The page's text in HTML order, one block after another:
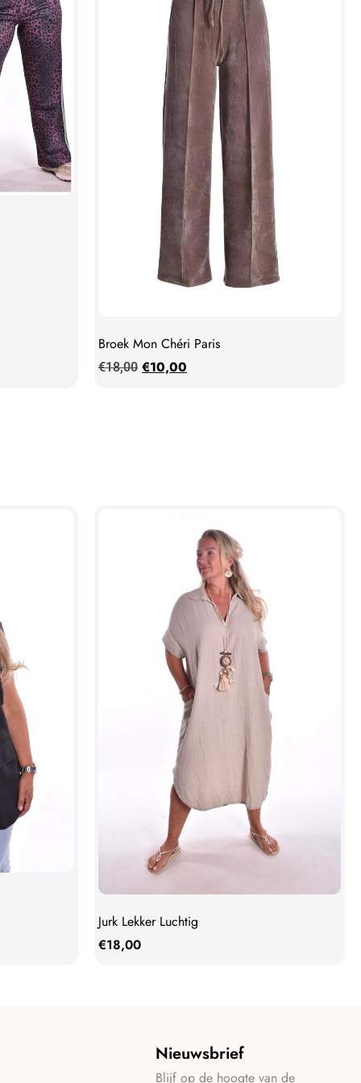
Broek Mon Chéri Paris
€18,00 €10,00
Jurk Lekker Luchtig
€18,00
Nieuwsbrief
Blijf op de hoogte van de